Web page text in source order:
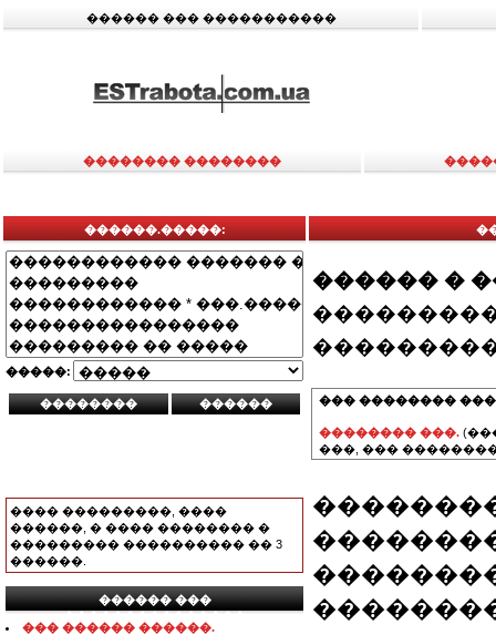
������ ��� �����������
�������� ��������
������.�����:
�����:
���� ���������, ����
������, � ���� �������� �
��������� ���������� �� 3
������.
������ ���
���������������
��� ������ ������.
������ �
��� ��������
�������� ���.
���, ���